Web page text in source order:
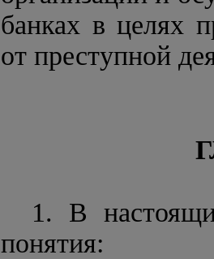
банках в целях
от преступной
1. В
понятия: